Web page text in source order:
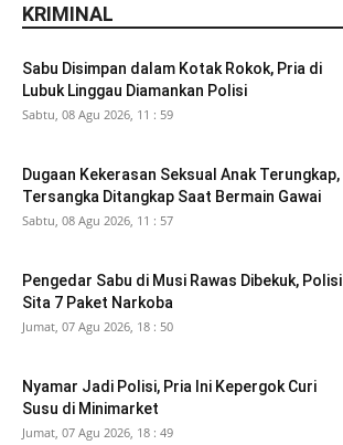
KRIMINAL
Sabu Disimpan dalam Kotak Rokok, Pria di
Lubuk Linggau Diamankan Polisi
Sabtu, 08 Agu 2026, 11 : 59
Dugaan Kekerasan Seksual Anak Terungkap,
Tersangka Ditangkap Saat Bermain Gawai
Sabtu, 08 Agu 2026, 11 : 57
Pengedar Sabu di Musi Rawas Dibekuk, Polisi
Sita 7 Paket Narkoba
Jumat, 07 Agu 2026, 18 : 50
Nyamar Jadi Polisi, Pria Ini Kepergok Curi
Susu di Minimarket
Jumat, 07 Agu 2026, 18 : 49